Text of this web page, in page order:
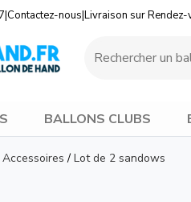
|Contactez-nous|Livraison sur Rendez-
BALLONS CLUBS
Accessoires / Lot de 2 sandows